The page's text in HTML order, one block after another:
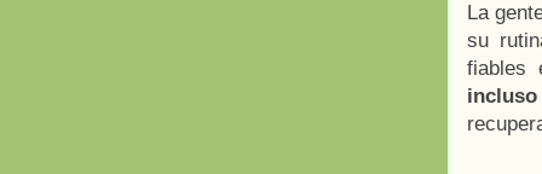
La
su
fiables